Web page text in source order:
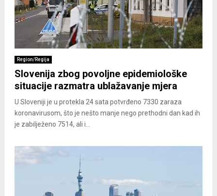
Region/Regija
Slovenija zbog povoljne epidemiološke
situacije razmatra ublažavanje mjera
U Sloveniji je u protekla 24 sata potvrđeno 7330 zaraza
koronavirusom, što je nešto manje nego prethodni dan kad ih
je zabilježeno 7514, ali i...